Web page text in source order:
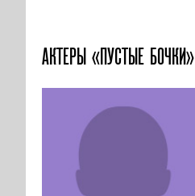
АКТЕРЫ «ПУСТЫЕ БОЧКИ»